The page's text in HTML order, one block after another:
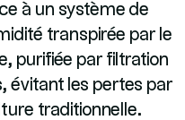
à un système de
transpirée par le
purifiée par filtration
évitant les pertes par
traditionnelle.